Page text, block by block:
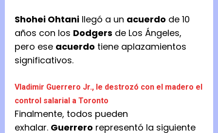
Shohei Ohtani llegó a un acuerdo de 10
años con los Dodgers de Los Ángeles,
pero ese acuerdo tiene aplazamientos
significativos.
Vladimir Guerrero Jr., le destrozó con el madero el
control salarial a Toronto
Finalmente, todos pueden
exhalar. Guerrero representó la siguiente